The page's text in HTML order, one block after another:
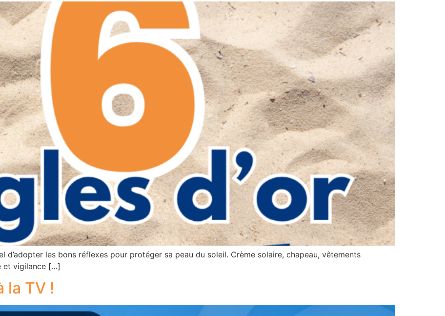
d’adopter les bons réflexes pour protéger sa peau du soleil. Crème solaire, chapeau, vêtements
et vigilance […]
la TV !